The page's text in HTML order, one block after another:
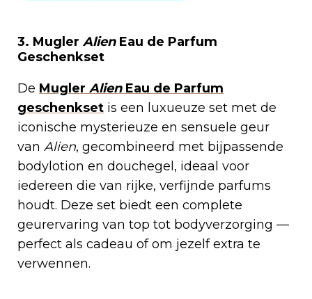
3. Mugler AlienEau de Parfum
Geschenkset
De Mugler AlienEau de Parfum
geschenkset is een luxueuze set met de
iconische mysterieuze en sensuele geur
van Alien, gecombineerd met bijpassende
bodylotion en douchegel, ideaal voor
iedereen die van rijke, verfijnde parfums
houdt. Deze set biedt een complete
geurervaring van top tot bodyverzorging —
perfect als cadeau of om jezelf extra te
verwennen.